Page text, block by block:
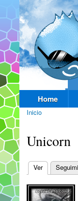
Menú principal
Home
Inicio
Unicorn
Solapas
Ver(solapa